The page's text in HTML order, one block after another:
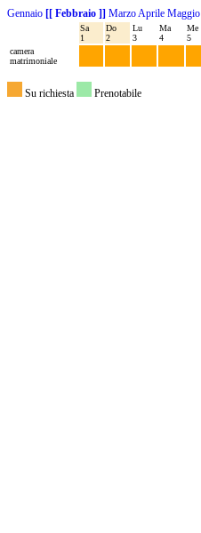
Gennaio [[ Febbraio ]] MarzoAprile Maggio
Sa
1
Do
2
Lu
3
Ma
4
Me
5
camera
matrimoniale
Su richiesta Prenotabile